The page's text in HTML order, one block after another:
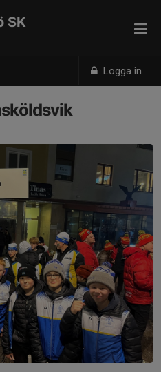
Logga in
SK